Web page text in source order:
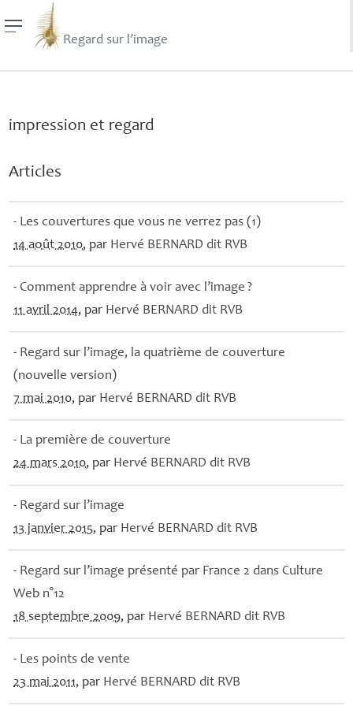
Regard sur l’image
impression et regard
Articles
- Les couvertures que vous ne verrez pas (1)
14 août 2010, par Hervé BERNARD dit RVB
- Comment apprendre à voir avec l’image ?
11 avril 2014, par Hervé BERNARD dit RVB
- Regard sur l’image, la quatrième de couverture
(nouvelle version)
7 mai 2010, par Hervé BERNARD dit RVB
- La première de couverture
24 mars 2010, par Hervé BERNARD dit RVB
- Regard sur l’image
13 janvier 2015, par Hervé BERNARD dit RVB
- Regard sur l’image présenté par France 2 dans Culture
Web n°12
18 septembre 2009, par Hervé BERNARD dit RVB
- Les points de vente
23 mai 2011, par Hervé BERNARD dit RVB